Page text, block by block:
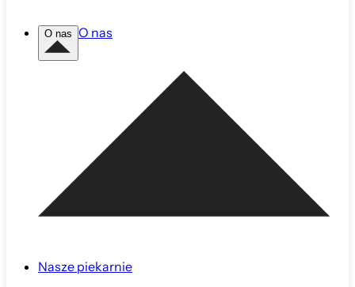
O nas O nas
Nasze piekarnie